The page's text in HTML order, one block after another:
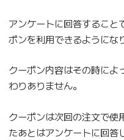
アンケートに回答すること
ポンを利用できるようにな
クーポン内容はその時によ
わりありません。
クーポンは次回の注文で使
たあとはアンケートに回答